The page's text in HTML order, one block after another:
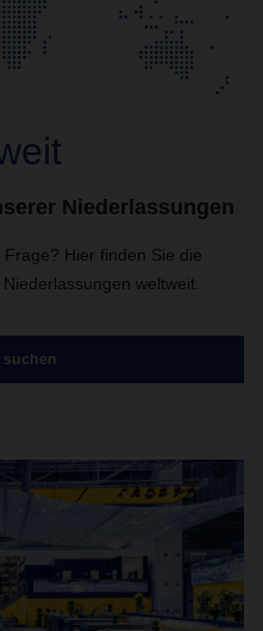
Niederlassungen
Hier finden Sie die
weltweit.